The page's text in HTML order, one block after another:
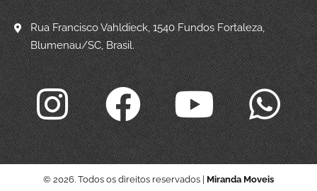
Rua Francisco Vahldieck, 1540 Fundos Fortaleza,
Blumenau/SC, Brasil.
© 2026. Todos os direitos reservados | Miranda Moveis